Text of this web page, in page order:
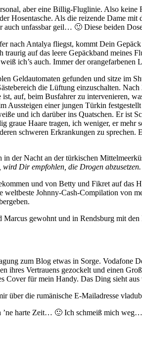
aber eine Billig-Fluglinie. Also
Hosentasche. Als die reizende Dame
auch unfassbar geil… 🙂 Diese beiden
nach Antalya fliegst, kommt Dein
auf das leere Gepäckband meines
ich’s auch. Immer der orangefarbenen
Geldautomaten gefunden und sitze im
die Lüftung einzuschalten.
auf, beim Busfahrer zu intervenieren,
Aussteigen einer jungen Türkin
und ich darüber ins Quatschen. Er ist
graue Haare tragen, ich weniger, er
schweren Erkrankungen zu
der Nacht an der türkischen
Dir empfohlen, die Drogen abzusetzen.
und von Betty und Fikret auf
Johnny-Cash-Compilation von
gewohnt und in Rendsburg mit
zum Blog etwas in Sorge. Vodafone
ihres Vertrauens gezockelt und einen
Cover für mein Handy. Das Ding sieht
über die rumänische E-Mailadresse
’ne harte Zeit… 🙂 Ich schmeiß mich